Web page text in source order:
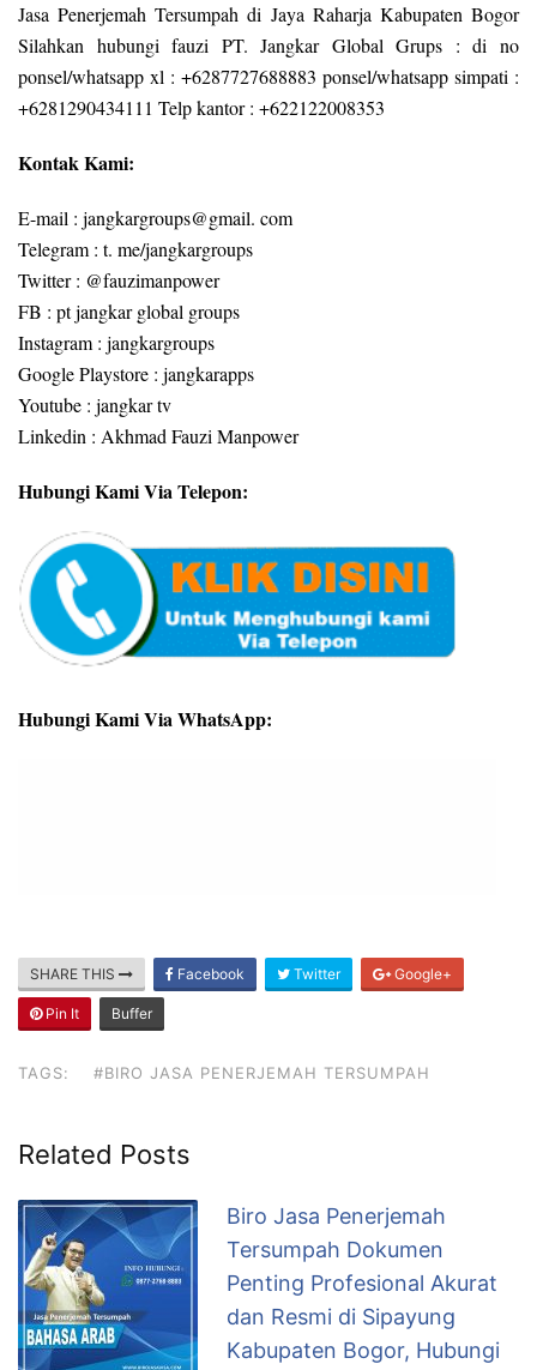
Jasa Penerjemah Tersumpah di Jaya Raharja Kabupaten Bogor
Silahkan hubungi fauzi PT. Jangkar Global Grups : di no
ponsel/whatsapp xl : +6287727688883 ponsel/whatsapp simpati :
+6281290434111 Telp kantor : +622122008353
Kontak Kami:
E-mail : jangkargroups@gmail. com
Telegram : t. me/jangkargroups
Twitter : @fauzimanpower
FB : pt jangkar global groups
Instagram : jangkargroups
Google Playstore : jangkarapps
Youtube : jangkar tv
Linkedin : Akhmad Fauzi Manpower
Hubungi Kami Via Telepon:
Hubungi Kami Via WhatsApp:
SHARE THIS Facebook Twitter Google+
Pin It Buffer
TAGS: #BIRO JASA PENERJEMAH TERSUMPAH
Related Posts
Biro Jasa Penerjemah
Tersumpah Dokumen
Penting Profesional Akurat
dan Resmi di Sipayung
Kabupaten Bogor, Hubungi